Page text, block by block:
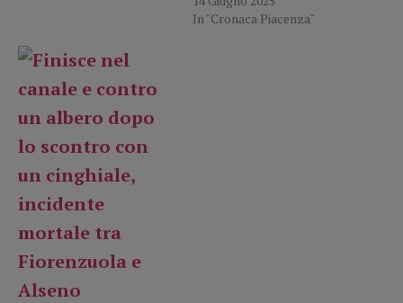
In "Cronaca Piacenza"